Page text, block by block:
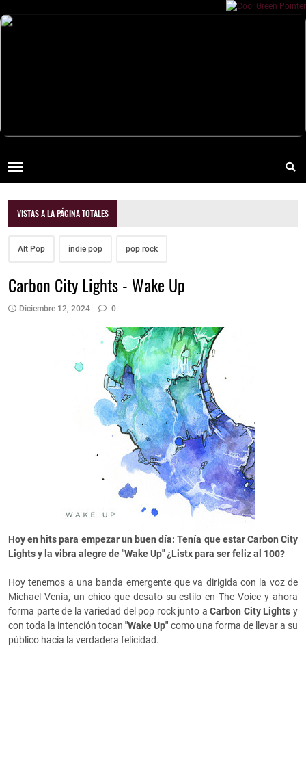
VISTAS A LA PÁGINA TOTALES
Alt Pop indie pop pop rock
Carbon City Lights - Wake Up
Diciembre 12, 2024 0
Hoy en hits para empezar un buen día: Tenía que estar Carbon City
Lights y la vibra alegre de "Wake Up" ¿Listx para ser feliz al 100?
Hoy tenemos a una banda emergente que va dirigida con la voz de
Michael Venia, un chico que desato su estilo en The Voice y ahora
forma parte de la variedad del pop rock junto aCarbon City Lightsy
con toda la intención tocan"Wake Up" como una forma de llevar a su
público hacia la verdadera felicidad.